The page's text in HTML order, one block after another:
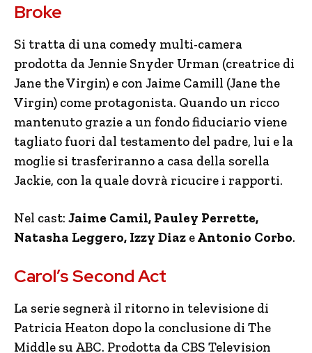
Broke
Si tratta di una comedy multi-camera
prodotta da Jennie Snyder Urman (creatrice di
Jane the Virgin) e con Jaime Camill (Jane the
Virgin) come protagonista. Quando un ricco
mantenuto grazie a un fondo fiduciario viene
tagliato fuori dal testamento del padre, lui e la
moglie si trasferiranno a casa della sorella
Jackie, con la quale dovrà ricucire i rapporti.
Nel cast: Jaime Camil, Pauley Perrette,
Natasha Leggero, Izzy Diaz eAntonio Corbo.
Carol’s Second Act
La serie segnerà il ritorno in televisione di
Patricia Heaton dopo la conclusione di The
Middle su ABC. Prodotta da CBS Television